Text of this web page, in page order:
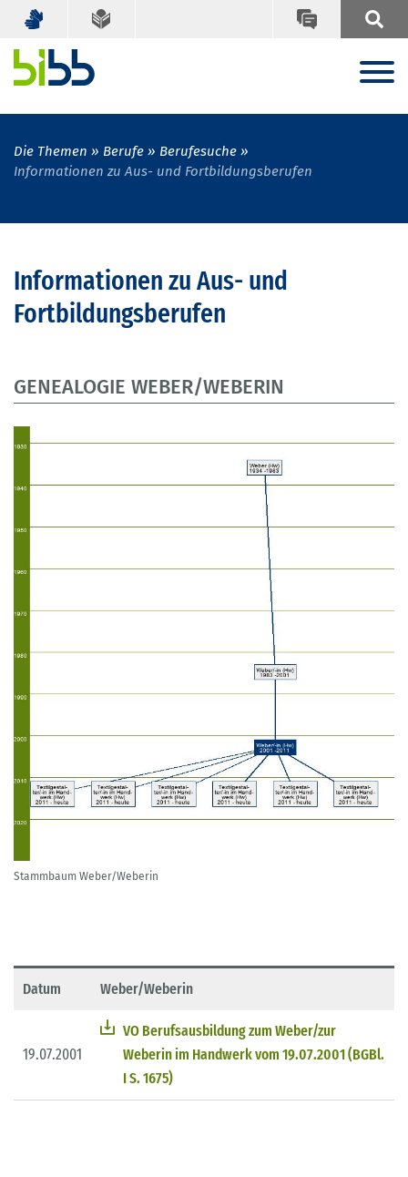
Die Themen Berufe
Berufesuche
Informationen zu Aus- und Fortbildungsberufen
Informationen zu Aus- und
Fortbildungsberufen
GENEALOGIE WEBER/WEBERIN
Stammbaum Weber/Weberin
Datum Weber/Weberin
19.07.2001
VO Berufsausbildung zum Weber/zur
Weberin im Handwerk vom 19.07.2001 (BGBl.
I S. 1675)